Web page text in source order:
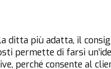
ditta più adatta, il
permette di farsi
perché consente al